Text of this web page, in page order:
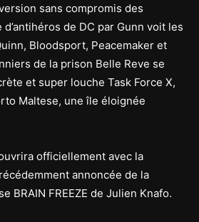
sans compromis des
d’antihéros de DC par Gunn voit les
Bloodsport, Peacemaker et
de la prison Belle Reve se
et super louche Task Force X,
Maltese, une île éloignée
officiellement avec la
annoncée de la
BRAIN FREEZE de Julien Knafo.